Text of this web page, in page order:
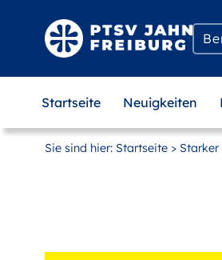
Hauptinhalt
springen
MAIN
Startseite Neuigkeiten
Sie sind hier: Startseite >